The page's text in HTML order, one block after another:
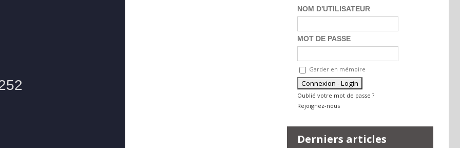
NOM D'UTILISATEUR
MOT DE PASSE
Garder en mémoire
Oublié votre mot de passe ?
Rejoignez-nous
Derniers articles